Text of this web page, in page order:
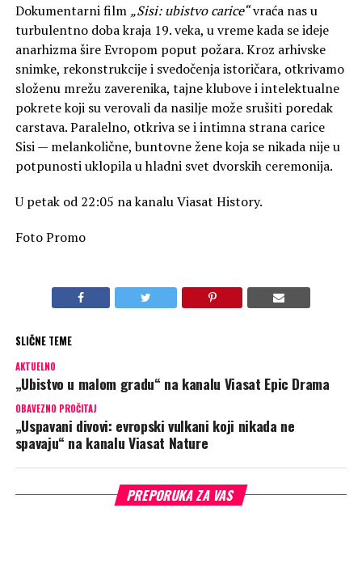
Dokumentarni film „Sisi: ubistvo carice“vraća nas u
turbulentno doba kraja 19. veka, u vreme kada se ideje
anarhizma šire Evropom poput požara. Kroz arhivske
snimke, rekonstrukcije i svedočenja istoričara, otkrivamo
složenu mrežu zaverenika, tajne klubove i intelektualne
pokrete koji su verovali da nasilje može srušiti poredak
carstava. Paralelno, otkriva se i intimna strana carice
Sisi — melankolične, buntovne žene koja se nikada nije u
potpunosti uklopila u hladni svet dvorskih ceremonija.
U petak od 22:05 na kanalu Viasat History.
Foto Promo
SLIČNE TEME
AKTUELNO
„Ubistvo u malom gradu“ na kanalu Viasat Epic Drama
OBAVEZNO PROČITAJ
„Uspavani divovi: evropski vulkani koji nikada ne
spavaju“ na kanalu Viasat Nature
PREPORUKA ZA VAS